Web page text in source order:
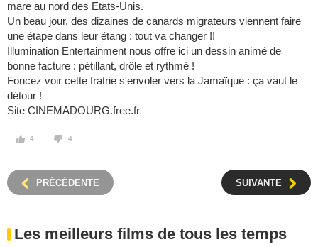
mare au nord des Etats-Unis.
Un beau jour, des dizaines de canards migrateurs viennent faire
une étape dans leur étang : tout va changer !!
Illumination Entertainment nous offre ici un dessin animé de
bonne facture : pétillant, drôle et rythmé !
Foncez voir cette fratrie s'envoler vers la Jamaïque : ça vaut le
détour !
Site CINEMADOURG.free.fr
4 4
PRÉCÉDENTE SUIVANTE
Les meilleurs films de tous les temps